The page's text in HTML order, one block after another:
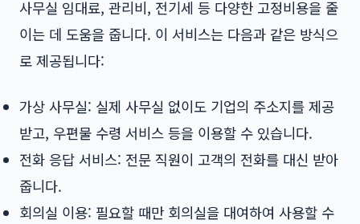
사무실 임대료, 관리비, 전기세 등 다양한 고정비용을 줄
이는 데 도움을 줍니다. 이 서비스는 다음과 같은 방식으
로 제공됩니다:
가상 사무실: 실제 사무실 없이도 기업의 주소지를 제공
받고, 우편물 수령 서비스 등을 이용할 수 있습니다.
전화 응답 서비스: 전문 직원이 고객의 전화를 대신 받아
줍니다.
회의실 이용: 필요할 때만 회의실을 대여하여 사용할 수